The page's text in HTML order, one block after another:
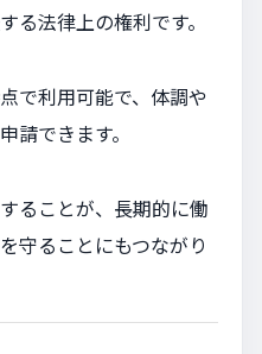
る法律上の権利です。
で利用可能で、体調や
請できます。
ることが、長期的に働
守ることにもつながり